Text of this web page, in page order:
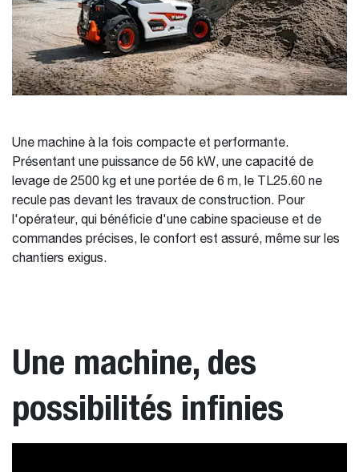
Une machine à la fois compacte et performante.
Présentant une puissance de 56 kW, une capacité de
levage de 2500 kg et une portée de 6 m, le TL25.60 ne
recule pas devant les travaux de construction. Pour
l'opérateur, qui bénéficie d'une cabine spacieuse et de
commandes précises, le confort est assuré, même sur les
chantiers exigus.
Une machine, des
possibilités infinies